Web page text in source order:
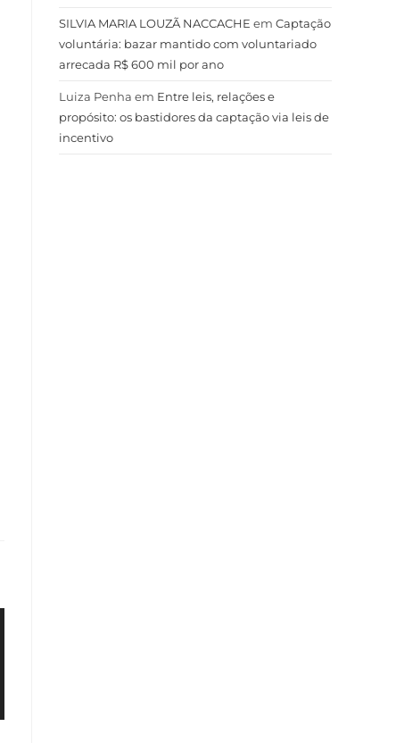
SILVIA MARIA LOUZÃ NACCACHE em Captação
voluntária: bazar mantido com voluntariado
arrecada R$ 600 mil por ano
Luiza Penha em Entre leis, relações e
propósito: os bastidores da captação via leis de
incentivo